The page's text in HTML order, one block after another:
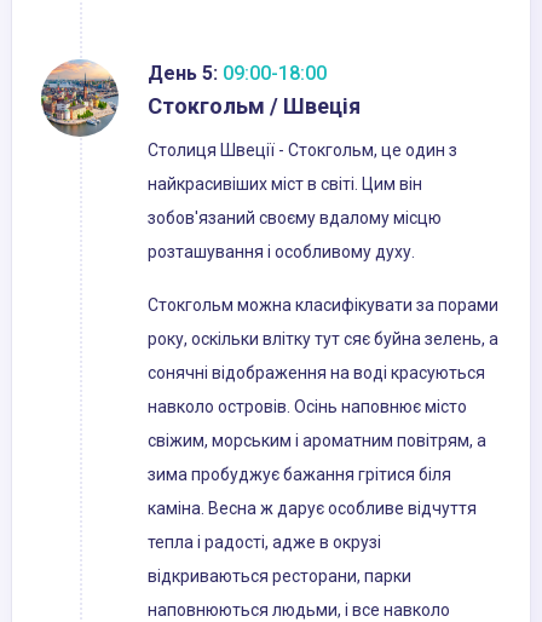
День 5: 09:00-18:00
Стокгольм / Швеція
Столиця Швеції - Стокгольм, це один з
найкрасивіших міст в світі. Цим він
зобов'язаний своєму вдалому місцю
розташування і особливому духу.
Стокгольм можна класифікувати за порами
року, оскільки влітку тут сяє буйна зелень, а
сонячні відображення на воді красуються
навколо островів. Осінь наповнює місто
свіжим, морським і ароматним повітрям, а
зима пробуджує бажання грітися біля
каміна. Весна ж дарує особливе відчуття
тепла і радості, адже в окрузі
відкриваються ресторани, парки
наповнюються людьми, і все навколо